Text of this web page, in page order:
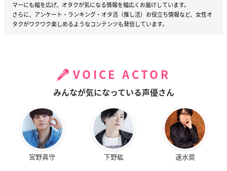
マーにも幅を広げ、オタクが気になる情報を幅広くお届けしています。
さらに、アンケート・ランキング・オタ活（推し活）お役立ち情報など、女性オ
タクがワクワク楽しめるようなコンテンツも発信しています。
VOICE ACTOR
みんなが気になっている声優さん
宮野真守 下野紘 速水奨